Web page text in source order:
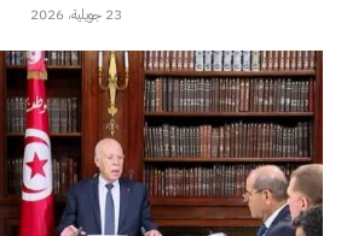
23 جويلية، 2026